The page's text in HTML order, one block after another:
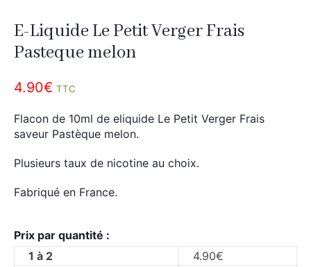
E-Liquide Le Petit Verger Frais
Pasteque melon
4.90€ TTC
Flacon de 10ml de eliquide Le Petit Verger Frais
saveur Pastèque melon.
Plusieurs taux de nicotine au choix.
Fabriqué en France.
Prix par quantité :
1 à 2
4.90€
50ml
100ml
Salé
Sucré